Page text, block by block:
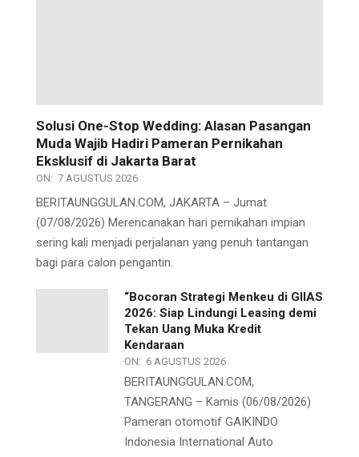
Solusi One-Stop Wedding: Alasan Pasangan
Muda Wajib Hadiri Pameran Pernikahan
Eksklusif di Jakarta Barat
ON: 7 AGUSTUS 2026
BERITAUNGGULAN.COM, JAKARTA – Jumat
(07/08/2026) Merencanakan hari pernikahan impian
sering kali menjadi perjalanan yang penuh tantangan
bagi para calon pengantin.
“Bocoran Strategi Menkeu di GIIAS
2026: Siap Lindungi Leasing demi
Tekan Uang Muka Kredit
Kendaraan
ON: 6 AGUSTUS 2026
BERITAUNGGULAN.COM,
TANGERANG – Kamis (06/08/2026)
Pameran otomotif GAIKINDO
Indonesia International Auto